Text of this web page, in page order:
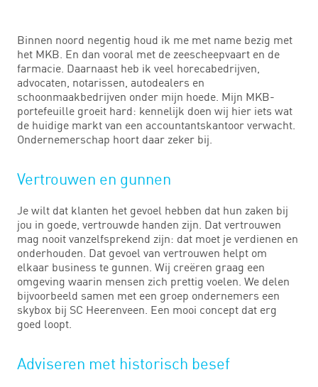
Binnen noord negentig houd ik me met name bezig met
het MKB. En dan vooral met de zeescheepvaart en de
farmacie. Daarnaast heb ik veel horecabedrijven,
advocaten, notarissen, autodealers en
schoonmaakbedrijven onder mijn hoede. Mijn MKB-
portefeuille groeit hard: kennelijk doen wij hier iets wat
de huidige markt van een accountantskantoor verwacht.
Ondernemerschap hoort daar zeker bij.
Vertrouwen en gunnen
Je wilt dat klanten het gevoel hebben dat hun zaken bij
jou in goede, vertrouwde handen zijn. Dat vertrouwen
mag nooit vanzelfsprekend zijn: dat moet je verdienen en
onderhouden. Dat gevoel van vertrouwen helpt om
elkaar business te gunnen. Wij creëren graag een
omgeving waarin mensen zich prettig voelen. We delen
bijvoorbeeld samen met een groep ondernemers een
skybox bij SC Heerenveen. Een mooi concept dat erg
goed loopt.
Adviseren met historisch besef